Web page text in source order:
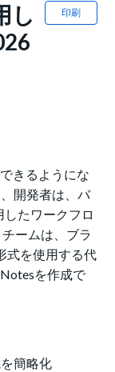
印刷
し
きるようにな
開発者は、バ
たワークフロ
ームは、ブラ
式を使用する代
を作成で
簡略化